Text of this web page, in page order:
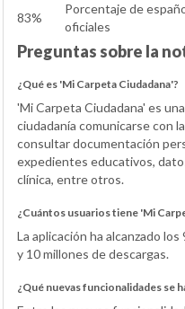
83%
Porcentaje de
oficiales
Preguntas sobre la
¿Qué es 'Mi Carpeta Ciudadana'?
'Mi Carpeta Ciudadana' es
ciudadanía comunicarse con
consultar documentación
expedientes educativos,
clínica, entre otros.
¿Cuántos usuarios tiene 'Mi
La aplicación ha alcanzado
y 10 millones de descargas.
¿Qué nuevas funcionalidades se